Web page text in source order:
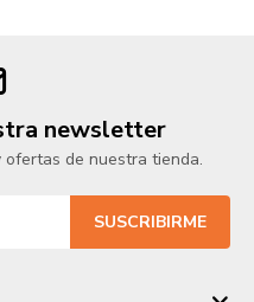
newsletter
de nuestra tienda.
SUSCRIBIRME